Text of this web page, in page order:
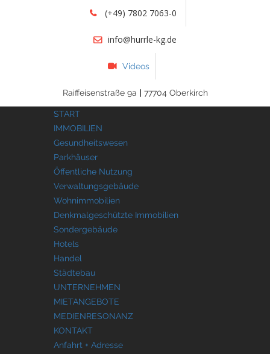
(+49) 7802 7063-0
info@hurrle-kg.de
Videos
Raiffeisenstraße 9a | 77704 Oberkirch
START
IMMOBILIEN
Gesundheitswesen
Parkhäuser
Öffentliche Nutzung
Verwaltungsgebäude
Wohnimmobilien
Denkmalgeschützte Immobilien
Sondergebäude
Hotels
Handel
Städtebau
UNTERNEHMEN
MIETANGEBOTE
MEDIENRESONANZ
KONTAKT
Anfahrt + Adresse